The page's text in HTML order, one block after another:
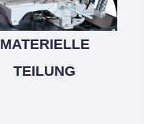
MATERIELLE
TEILUNG